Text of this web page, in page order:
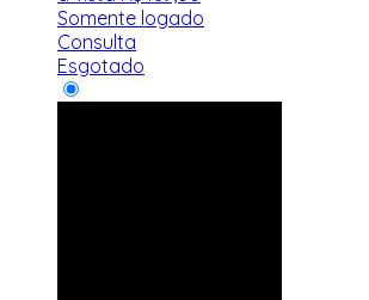
Somente logado
Consulta
Esgotado